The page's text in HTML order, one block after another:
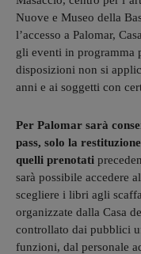
Nuove e Museo della
l’accesso a Palomar,
gli eventi in programma
disposizioni non si
anni e ai soggetti con
Per Palomar sarà
pass, solo la
quelli prenotati
sarà possibile accedere
scegliere i libri agli
organizzate dalla Casa
controllato dai pubblici
funzioni, dal personale